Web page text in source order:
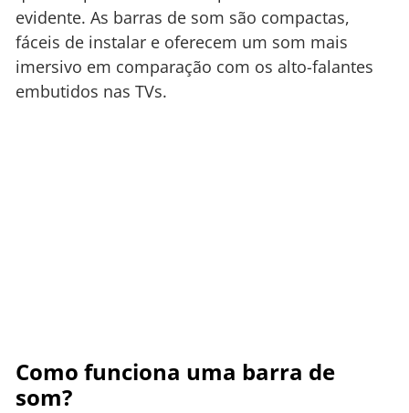
evidente. As barras de som são compactas,
fáceis de instalar e oferecem um som mais
imersivo em comparação com os alto-falantes
embutidos nas TVs.
Como funciona uma barra de
som?